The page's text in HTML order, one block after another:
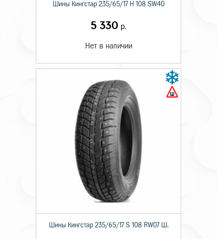
Шины Кингстар 235/65/17 H 108 SW40
5 330 р.
Нет в наличии
Шины Кингстар 235/65/17 S 108 RW07 Ш.